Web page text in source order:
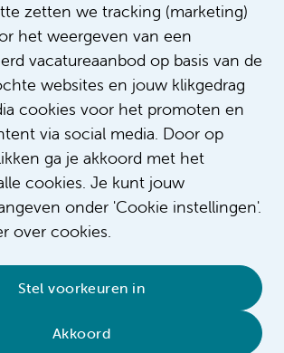
zetten we tracking (marketing)
het weergeven van een
vacatureaanbod op basis van de
websites en jouw klikgedrag
cookies voor het promoten en
via social media. Door op
ga je akkoord met het
cookies. Je kunt jouw
onder 'Cookie instellingen'.
over cookies.
Stel voorkeuren in
Akkoord
• Sitemap